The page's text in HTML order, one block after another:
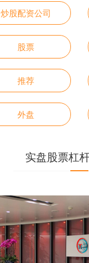
炒股配资公司
股票
推荐
外盘
实盘股票杠